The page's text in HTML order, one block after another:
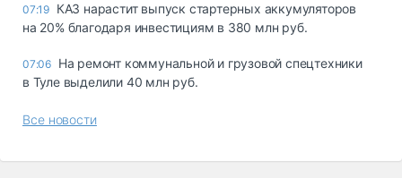
07:19 КАЗ нарастит выпуск стартерных аккумуляторов
на 20% благодаря инвестициям в 380 млн руб.
07:06 На ремонт коммунальной и грузовой спецтехники
в Туле выделили 40 млн руб.
Все новости